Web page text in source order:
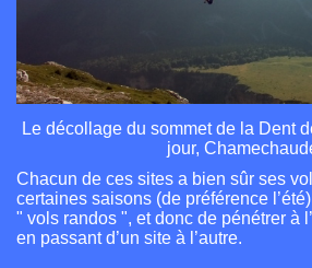
Le décollage du sommet de la Dent
jour,
Chacun de ces sites a bien sûr ses
certaines saisons (de préférence
" vols randos ", et donc de pénétrer à
en passant d’un site à l’autre.